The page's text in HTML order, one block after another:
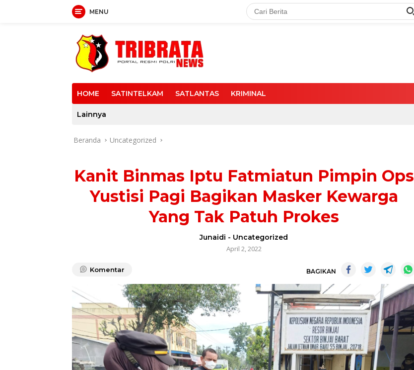
MENU
HOME SATINTELKAM SATLANTAS KRIMINAL
Lainnya
Beranda Uncategorized
Kanit Binmas Iptu Fatmiatun Pimpin Ops
Yustisi Pagi Bagikan Masker Kewarga
Yang Tak Patuh Prokes
Junaidi - Uncategorized
April 2, 2022
Komentar BAGIKAN